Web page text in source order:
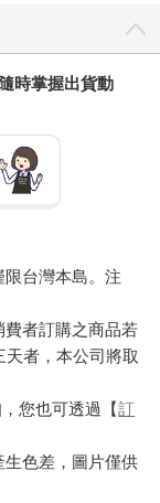
時掌握出貨動
台灣本島。注
者訂購之商品若
者，本公司將取
您也可透過【訂
色差，圖片僅供